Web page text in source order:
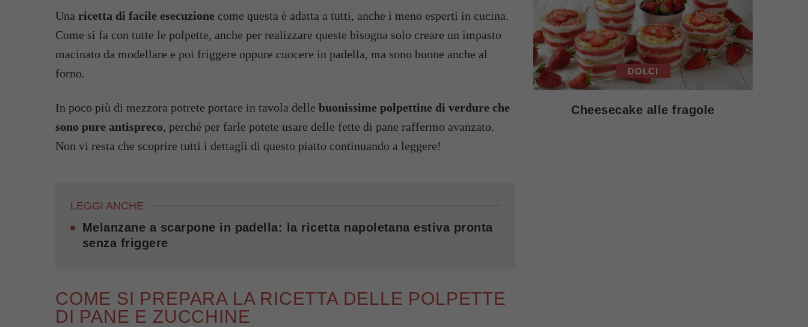
Una ricetta di facile esecuzione come questa è adatta a tutti, anche i meno esperti in cucina.
Come si fa con tutte le polpette, anche per realizzare queste bisogna solo creare un impasto
macinato da modellare e poi friggere oppure cuocere in padella, ma sono buone anche al
forno.
In poco più di mezzora potrete portare in tavola delle buonissime polpettine di verdure che
sono pure antispreco, perché per farle potete usare delle fette di pane raffermo avanzato.
Non vi resta che scoprire tutti i dettagli di questo piatto continuando a leggere!
LEGGI ANCHE
Melanzane a scarpone in padella: la ricetta napoletana estiva pronta
senza friggere
COME SI PREPARA LA RICETTA DELLE POLPETTE
DI PANE E ZUCCHINE
DOLCI
Cheesecake alle fragole